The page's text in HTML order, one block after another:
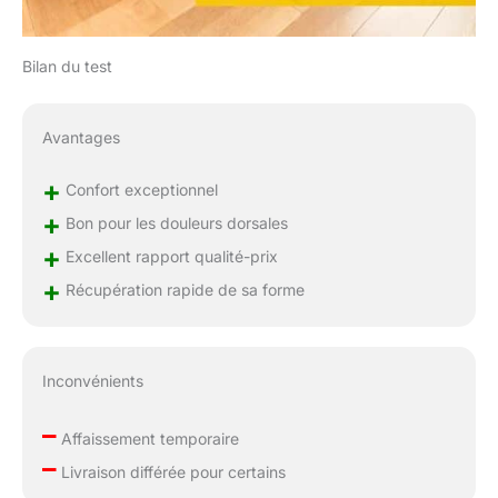
memoire de forme,
matelas 160 x 200
90x190, matelas
90x190 adulte, matelas
place adulte. Matelas 2
matelas 2 personne ou
matelas deux
Bilan du test
Avantages
+ Confort exceptionnel
+ Bon pour les douleurs dorsales
+ Excellent rapport qualité-prix
+ Récupération rapide de sa forme
Inconvénients
–Affaissement temporaire
–Livraison différée pour certains